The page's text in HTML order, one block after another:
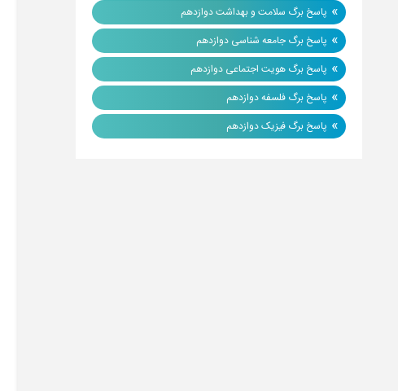
» پاسخ برگ سلامت و بهداشت دوازدهم
» پاسخ برگ جامعه شناسی دوازدهم
» پاسخ برگ هویت اجتماعی دوازدهم
» پاسخ برگ فلسفه دوازدهم
» پاسخ برگ فیزیک دوازدهم